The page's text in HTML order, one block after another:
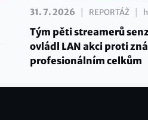
31. 7. 2026 REPORTÁŽ
Tým pěti streamerů
ovládl LAN akci proti
profesionálním celkům